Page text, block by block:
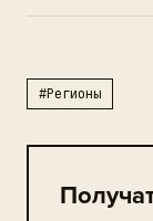
#Регионы